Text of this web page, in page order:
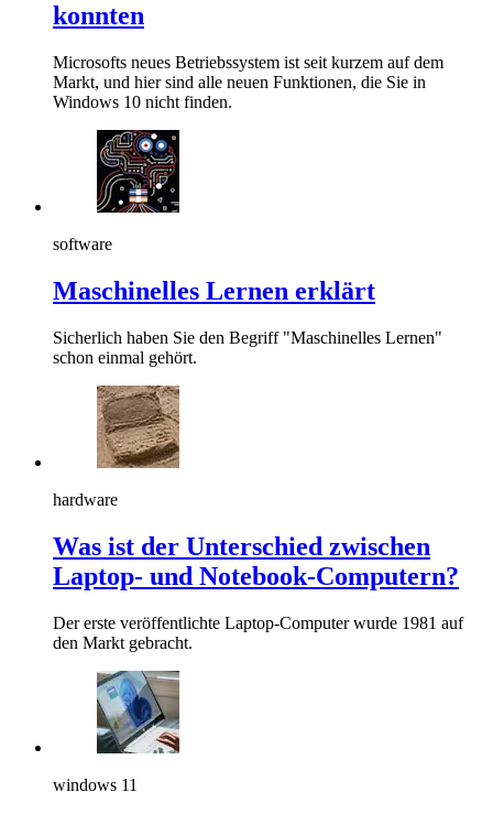
konnten
Microsofts neues Betriebssystem ist seit kurzem auf dem
Markt, und hier sind alle neuen Funktionen, die Sie in
Windows 10 nicht finden.
software
Maschinelles Lernen erklärt
Sicherlich haben Sie den Begriff "Maschinelles Lernen"
schon einmal gehört.
hardware
Was ist der Unterschied zwischen
Laptop- und Notebook-Computern?
Der erste veröffentlichte Laptop-Computer wurde 1981 auf
den Markt gebracht.
windows 11